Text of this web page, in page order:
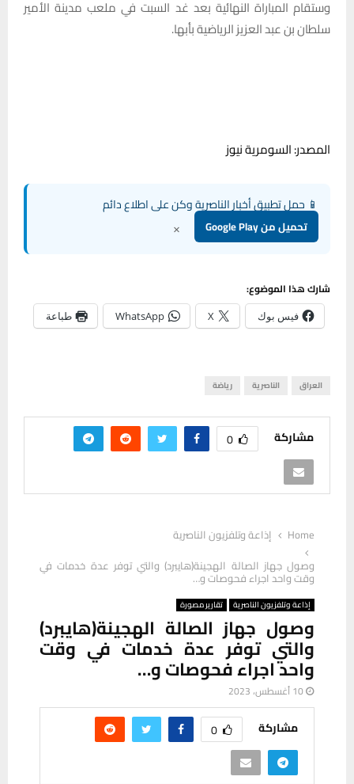
وستقام المباراة النهائية بعد غد السبت في ملعب مدينة الأمير
سلطان بن عبد العزيز الرياضية بأبها.
المصدر: السومرية نيوز
📱 حمل تطبيق أخبار الناصرية وكن على اطلاع دائم
تحميل من Google Play ×
شارك هذا الموضوع:
فيس بوك X
WhatsApp طباعة
العراق الناصرية رياضة
مشاركة 0
Home
إذاعة وتلفزيون الناصرية
وصول جهاز الصالة الهجينة(هايبرد) والتي توفر عدة خدمات في
وقت واحد اجراء فحوصات و…
إذاعة وتلفزيون الناصرية تقارير مصورة
وصول جهاز الصالة الهجينة(هايبرد)
والتي توفر عدة خدمات في وقت
واحد اجراء فحوصات و…
10 أغسطس، 2023
مشاركة 0